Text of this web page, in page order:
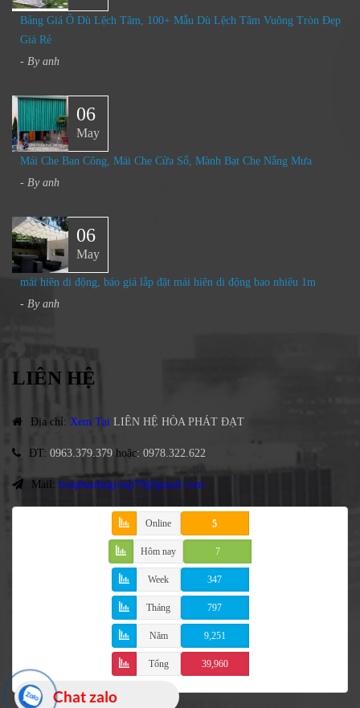
Bảng Giá Ô Dù Lệch Tâm, 100+ Mẫu Dù Lệch Tâm Vuông Tròn Đẹp
Giá Rẻ
- By anh
06
May
Mái Che Ban Công, Mái Che Cửa Sổ, Mành Bạt Che Nắng Mưa​
- By anh
06
May
mái hiên di động, báo giá lắp đặt mái hiên di động bao nhiêu 1m
- By anh
LIÊN HỆ
Địa chỉ: Xem Tại LIÊN HỆ HÒA PHÁT ĐẠT
ĐT: 0963.379.379 hoặc: 0978.322.622
Mail: hoaphatdatgroup79@gmail.com
Online 5
Hôm nay 7
Week 347
Tháng 797
Năm 9,251
Tổng 39,960
Chat zalo